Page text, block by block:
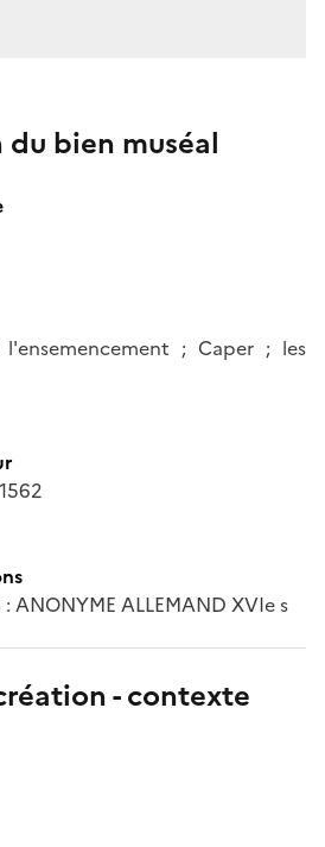
bien muséal
; Caper ; les
ALLEMAND XVIe s
- contexte